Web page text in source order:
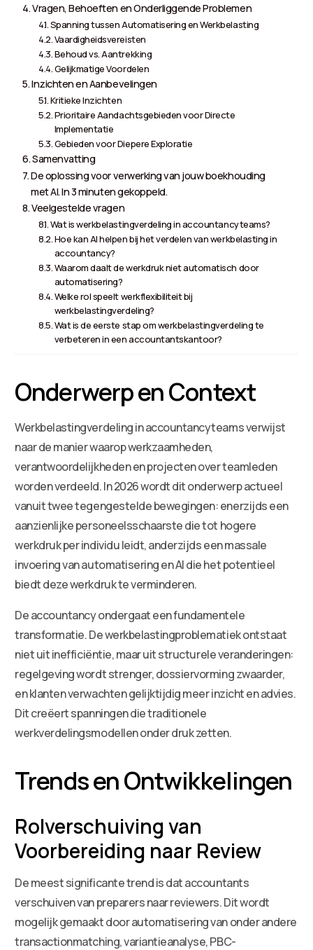
Vragen, Behoeften en Onderliggende Problemen
Spanning tussen Automatisering en Werkbelasting
Vaardigheidsvereisten
Behoud vs. Aantrekking
Gelijkmatige Voordelen
Inzichten en Aanbevelingen
Kritieke Inzichten
Prioritaire Aandachtsgebieden voor Directe
Implementatie
Gebieden voor Diepere Exploratie
Samenvatting
De oplossing voor verwerking van jouw boekhouding
met AI. In 3 minuten gekoppeld.
Veelgestelde vragen
Wat is werkbelastingverdeling in accountancyteams?
Hoe kan AI helpen bij het verdelen van werkbelasting in
accountancy?
Waarom daalt de werkdruk niet automatisch door
automatisering?
Welke rol speelt werkflexibiliteit bij
werkbelastingverdeling?
Wat is de eerste stap om werkbelastingverdeling te
verbeteren in een accountantskantoor?
Onderwerp en Context
Werkbelastingverdeling in accountancyteams verwijst
naar de manier waarop werkzaamheden,
verantwoordelijkheden en projecten over teamleden
worden verdeeld. In 2026 wordt dit onderwerp actueel
vanuit twee tegengestelde bewegingen: enerzijds een
aanzienlijke personeelsschaarste die tot hogere
werkdruk per individu leidt, anderzijds een massale
invoering van automatisering en AI die het potentieel
biedt deze werkdruk te verminderen.
De accountancy ondergaat een fundamentele
transformatie. De werkbelastingproblematiek ontstaat
niet uit inefficiëntie, maar uit structurele veranderingen:
regelgeving wordt strenger, dossiervorming zwaarder,
en klanten verwachten gelijktijdig meer inzicht en advies.
Dit creëert spanningen die traditionele
werkverdelingsmodellen onder druk zetten.
Trends en Ontwikkelingen
Rolverschuiving van
Voorbereiding naar Review
De meest significante trend is dat accountants
verschuiven van preparers naar reviewers. Dit wordt
mogelijk gemaakt door automatisering van onder andere
transactionmatching, variantieanalyse, PBC-